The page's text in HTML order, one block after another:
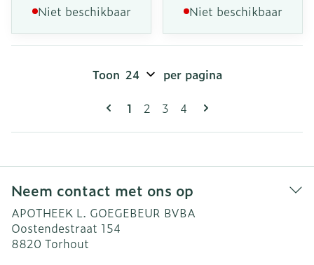
Niet beschikbaar Niet beschikbaar
Pagina's
U lees momenteel pagina
1 Pagina
2 Pagina
3 Pagina
4
Toon per pagina
Neem contact met ons op
APOTHEEK L. GOEGEBEUR BVBA
Oostendestraat 154
8820 Torhout